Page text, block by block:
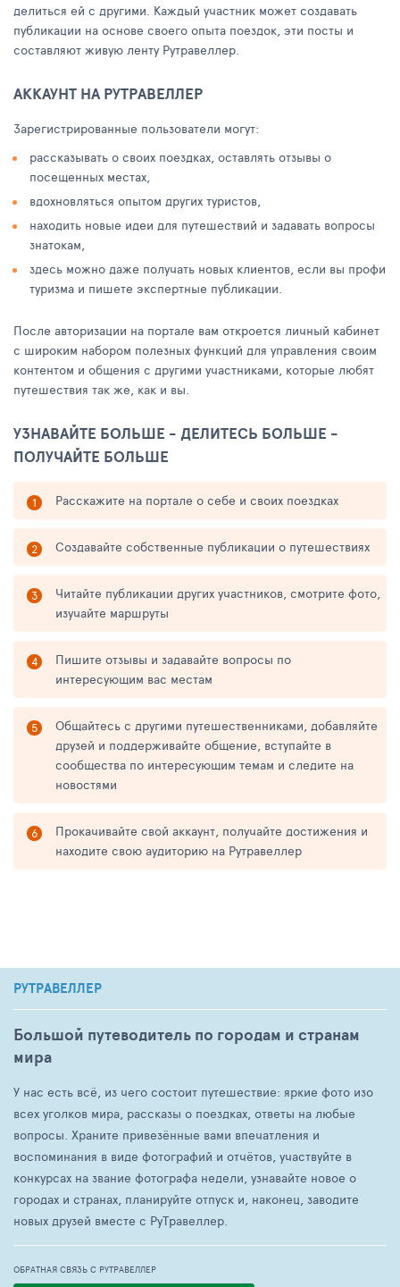
делиться ей с другими. Каждый участник может создавать
публикации на основе своего опыта поездок, эти посты и
составляют живую ленту Рутравеллер.
АККАУНТ НА РУТРАВЕЛЛЕР
Зарегистрированные пользователи могут:
рассказывать о своих поездках, оставлять отзывы о
посещенных местах,
вдохновляться опытом других туристов,
находить новые идеи для путешествий и задавать вопросы
знатокам,
здесь можно даже получать новых клиентов, если вы профи
туризма и пишете экспертные публикации.
После авторизации на портале вам откроется личный кабинет
с широким набором полезных функций для управления своим
контентом и общения с другими участниками, которые любят
путешествия так же, как и вы.
УЗНАВАЙТЕ БОЛЬШЕ - ДЕЛИТЕСЬ БОЛЬШЕ -
ПОЛУЧАЙТЕ БОЛЬШЕ
Расскажите на портале о себе и своих поездках
Создавайте собственные публикации о путешествиях
Читайте публикации других участников, смотрите фото,
изучайте маршруты
Пишите отзывы и задавайте вопросы по
интересующим вас местам
Общайтесь с другими путешественниками, добавляйте
друзей и поддерживайте общение, вступайте в
сообщества по интересующим темам и следите на
новостями
Прокачивайте свой аккаунт, получайте достижения и
находите свою аудиторию на Рутравеллер
РУТРАВЕЛЛЕР
Большой путеводитель по городам и странам
мира
У нас есть всё, из чего состоит путешествие: яркие фото изо
всех уголков мира, рассказы о поездках, ответы на любые
вопросы. Храните привезённые вами впечатления и
воспоминания в виде фотографий и отчётов, участвуйте в
конкурсах на звание фотографа недели, узнавайте новое о
городах и странах, планируйте отпуск и, наконец, заводите
новых друзей вместе с РуТравеллер.
ОБРАТНАЯ СВЯЗЬ С РУТРАВЕЛЛЕР